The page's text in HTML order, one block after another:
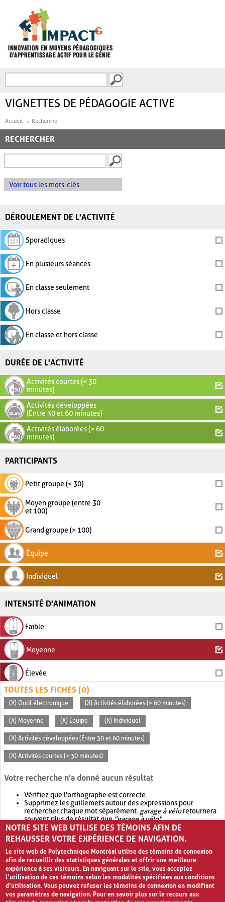
FORMULAIRE DE
VIGNETTES DE PÉDAGOGIE ACTIVE
Accueil Recherche
RECHERCHER
Voir tous les mots-clés
DÉROULEMENT DE L'ACTIVITÉ
Sporadiques
En plusieurs séances
En classe seulement
Hors classe
En classe et hors classe
DURÉE DE L'ACTIVITÉ
Activités courtes (< 30
minutes)
Activités développées
(Entre 30 et 60 minutes)
Activités élaborées (> 60
minutes)
PARTICIPANTS
Petit groupe (< 30)
Moyen groupe (entre 30
et 100)
Grand groupe (> 100)
Équipe
Individuel
INTENSITÉ D'ANIMATION
Faible
Moyenne
Élevée
TOUTES LES FICHES (0)
(X) Outil électronique (X) Activités élaborées (> 60 minutes)
(X) Moyenne (X) Équipe (X) Individuel
(X) Activités développées (Entre 30 et 60 minutes)
(X) Activités courtes (< 30 minutes)
Votre recherche n'a donné aucun résultat
Vérifiez que l'orthographe est correcte.
Supprimez les guillemets autour des expressions pour
rechercher chaque mot séparément. garage à véloretournera
souvent plus de résultat que"garage à vélo".
Envisagez d'élargir votre recherche avec OR.garage OR vélo
retournera souvent plus de résultat quegarage à vélo
NOTRE SITE WEB UTILISE DES TÉMOINS AFIN DE
REHAUSSER VOTRE EXPÉRIENCE DE NAVIGATION.
Le site web de Polytechnique Montréal utilise des témoins de connexion
afin de recueillir des statistiques générales et offrir une meilleure
expérience à ses visiteurs. En naviguant sur le site, vous acceptez
l’utilisation de ces témoins selon les modalités spécifiées aux conditions
d’utilisation. Vous pouvez refuser les témoins de connexion en modifiant
vos paramètres de navigation. Pour en savoir plus sur le recours aux